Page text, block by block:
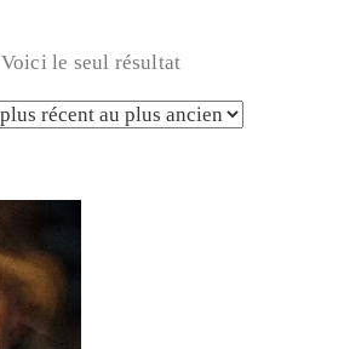
Voici le seul résultat